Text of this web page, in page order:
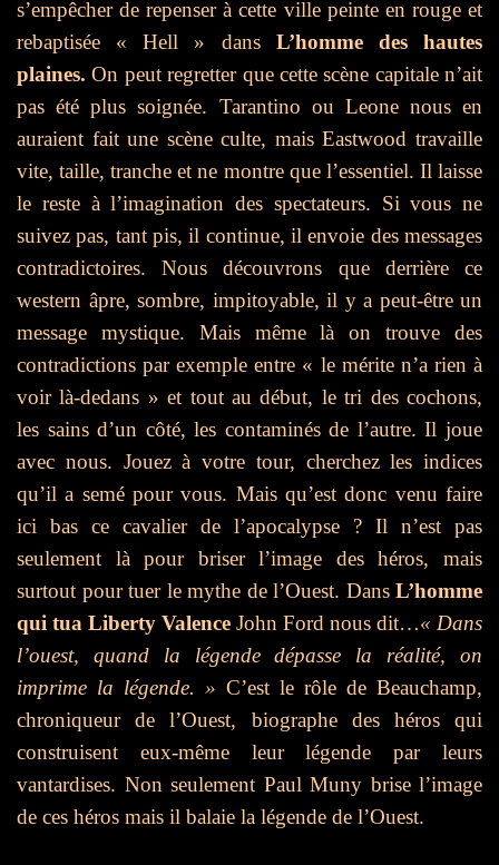
s’empêcher de repenser à cette ville peinte en rouge et
rebaptisée « Hell » dansL’homme des hautes
plaines.On peut regretter que cette scène capitale n’ait
pas été plus soignée. Tarantino ou Leone nous en
auraient fait une scène culte, mais Eastwood travaille
vite, taille, tranche et ne montre que l’essentiel. Il laisse
le reste à l’imagination des spectateurs. Si vous ne
suivez pas, tant pis, il continue, il envoie des messages
contradictoires. Nous découvrons que derrière ce
western âpre, sombre, impitoyable, il y a peut-être un
message mystique. Mais même là on trouve des
contradictions par exemple entre « le mérite n’a rien à
voir là-dedans » et tout au début, le tri des cochons,
les sains d’un côté, les contaminés de l’autre. Il joue
avec nous. Jouez à votre tour, cherchez les indices
qu’il a semé pour vous. Mais qu’est donc venu faire
ici bas ce cavalier de l’apocalypse ? Il n’est pas
seulement là pour briser l’image des héros, mais
surtout pour tuer le mythe de l’Ouest. Dans L’homme
qui tua Liberty Valence John Ford nous dit…« Dans
l’ouest, quand la légende dépasse la réalité, on
imprime la légende. » C’est le rôle de Beauchamp,
chroniqueur de l’Ouest, biographe des héros qui
construisent eux-même leur légende par leurs
vantardises. Non seulement Paul Muny brise l’image
de ces héros mais il balaie la légende de l’Ouest.